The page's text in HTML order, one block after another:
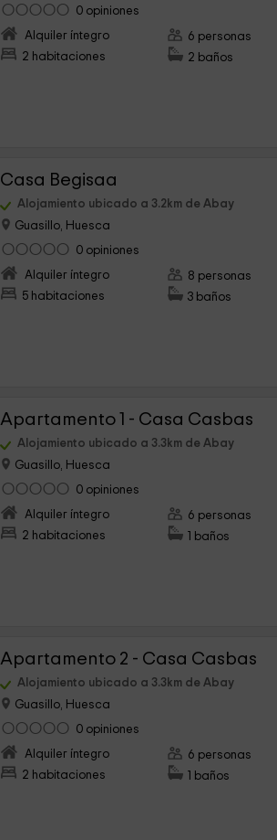
0 opiniones
Alquiler íntegro
2 habitaciones
6 personas
2 baños
Casa Begisaa
Alojamiento ubicado a 3.2km de Abay
Guasillo, Huesca
0 opiniones
Alquiler íntegro
5 habitaciones
8 personas
3 baños
Apartamento 1 - Casa Casbas
Alojamiento ubicado a 3.3km de Abay
Guasillo, Huesca
0 opiniones
Alquiler íntegro
2 habitaciones
6 personas
1 baños
Apartamento 2 - Casa Casbas
Alojamiento ubicado a 3.3km de Abay
Guasillo, Huesca
0 opiniones
Alquiler íntegro
2 habitaciones
6 personas
1 baños